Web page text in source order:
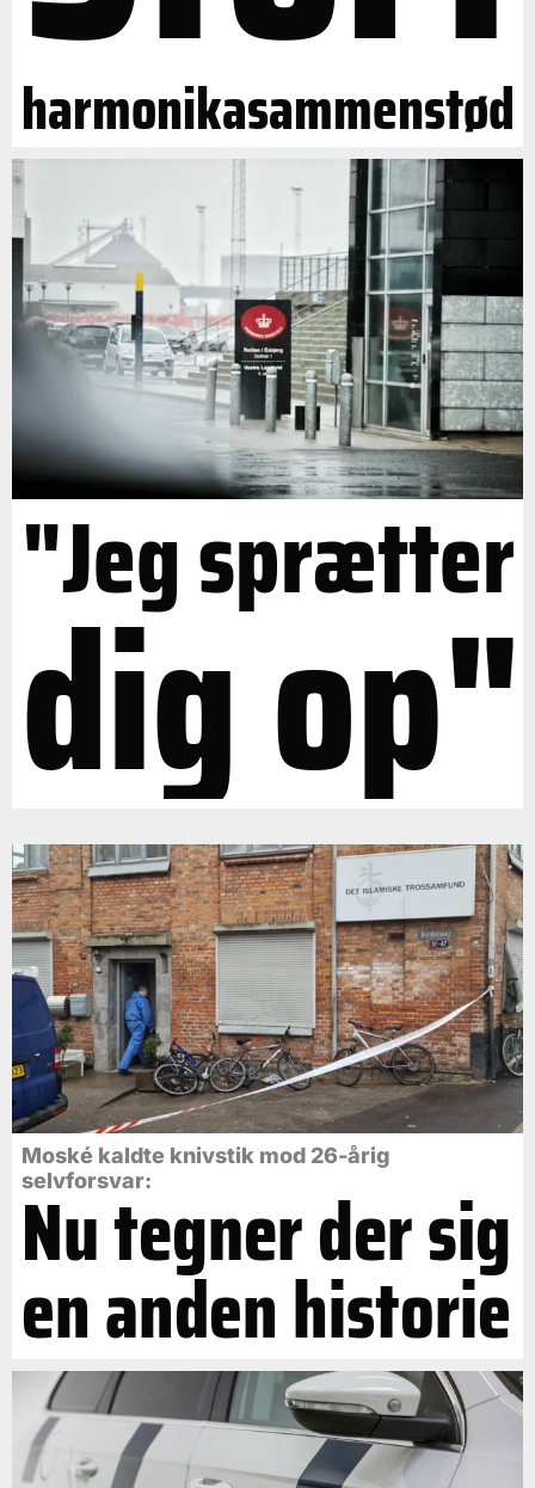
harmonikasammenstød
"Jeg sprætter
dig op"
Moské kaldte knivstik mod 26-årig
selvforsvar:
Nu tegner der sig
en anden historie